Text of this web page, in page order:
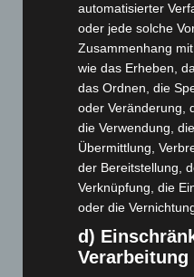
automatisierter
oder jede solche
Zusammenhang
wie das Erheben,
das Ordnen, die
oder Veränderung,
die Verwendung,
Übermittlung,
der Bereitstellung,
Verknüpfung, die
oder die
d)
Verarbeitung